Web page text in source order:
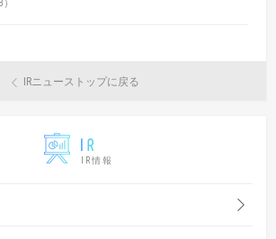
IR情報
IRニューストップに戻る